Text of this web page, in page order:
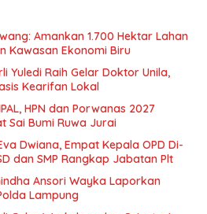
Amankan 1.700 Hektar Lahan
Kawasan Ekonomi Biru
Yuledi Raih Gelar Doktor Unila,
Kearifan Lokal
HPN dan Porwanas 2027
Sai Bumi Ruwa Jurai
Dwiana, Empat Kepala OPD Di-
dan SMP Rangkap Jabatan Plt
Ansori Wayka Laporkan
Lampung